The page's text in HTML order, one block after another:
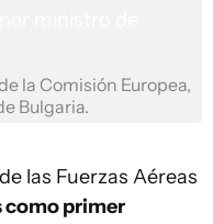
la Comisión Europea,
Bulgaria.
las Fuerzas Aéreas
como primer